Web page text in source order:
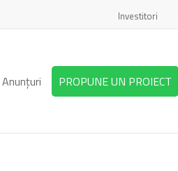
Investitori
Anunțuri PROPUNE UN PROIECT